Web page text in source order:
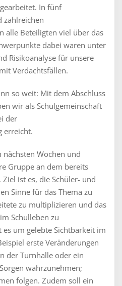
In fünf
zahlreichen
alle Beteiligten viel über das
dabei waren unter
Risikoanalyse für unsere
Verdachtsfällen.
so weit: Mit dem Abschluss
wir als Schulgemeinschaft
der
erreicht.
nächsten Wochen und
Gruppe an dem bereits
ist es, die Schüler- und
Sinne für das Thema zu
zu multiplizieren und das
Schulleben zu
um gelebte Sichtbarkeit im
erste Veränderungen
der Turnhalle oder ein
wahrzunehmen;
folgen. Zudem soll ein